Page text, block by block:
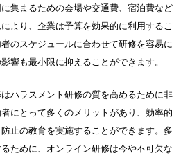
集まるための会場や交通費、宿泊費など
より、企業は予算を効果的に利用するこ
のスケジュールに合わせて研修を容易に
響も最小限に抑えることができます。
ハラスメント研修の質を高めるために非
にとって多くのメリットがあり、効率的
止の教育を実施することができます。多
ために、オンライン研修は今や不可欠な